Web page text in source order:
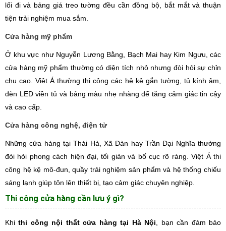
lối đi và bảng giá treo tường đều cần đồng bộ, bắt mắt và thuận
tiện trải nghiệm mua sắm.
Cửa hàng mỹ phẩm
Ở khu vực như Nguyễn Lương Bằng, Bạch Mai hay Kim Ngưu, các
cửa hàng mỹ phẩm thường có diện tích nhỏ nhưng đòi hỏi sự chỉn
chu cao. Việt Á thường thi công các hệ kệ gắn tường, tủ kính âm,
đèn LED viền tủ và bảng màu nhẹ nhàng để tăng cảm giác tin cậy
và cao cấp.
Cửa hàng công nghệ, điện tử
Những cửa hàng tại Thái Hà, Xã Đàn hay Trần Đại Nghĩa thường
đòi hỏi phong cách hiện đại, tối giản và bố cục rõ ràng. Việt Á thi
công hệ kệ mô-đun, quầy trải nghiệm sản phẩm và hệ thống chiếu
sáng lạnh giúp tôn lên thiết bị, tạo cảm giác chuyên nghiệp.
Thi công cửa hàng cần lưu ý gì?
Khithi công nội thất cửa hàng tại Hà Nội , bạn cần đảm bảo